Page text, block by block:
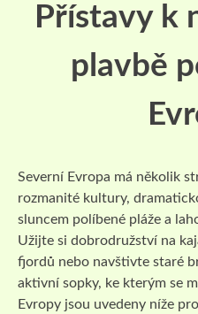
Přístavy k
plavbě
Severní Evropa má několik
rozmanité kultury,
sluncem políbené pláže a
Užijte si dobrodružství na
fjordů nebo navštivte staré
aktivní sopky, ke kterým se
Evropy jsou uvedeny níže